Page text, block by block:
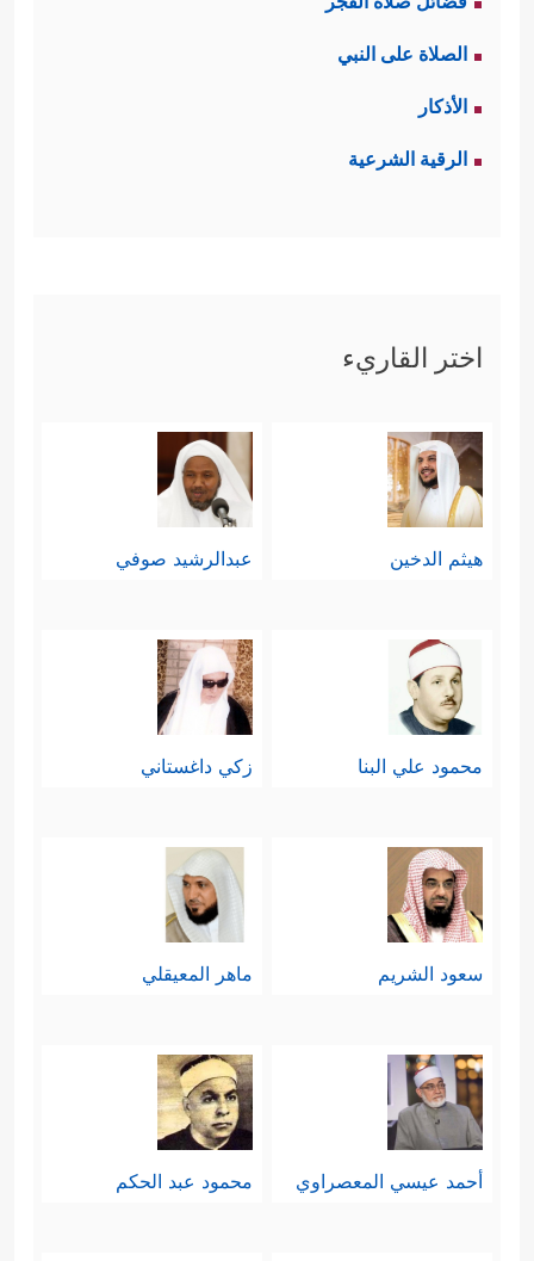
الصلاة على النبي
الأذكار
الرقية الشرعية
اختر القاريء
هيثم الدخين عبدالرشيد صوفي
محمود علي البنا زكي داغستاني
سعود الشريم ماهر المعيقلي
أحمد عيسي المعصراوي محمود عبد الحكم